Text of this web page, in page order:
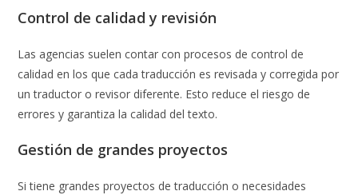
Control de calidad y revisión
Las agencias suelen contar con procesos de control de
calidad en los que cada traducción es revisada y corregida por
un traductor o revisor diferente. Esto reduce el riesgo de
errores y garantiza la calidad del texto.
Gestión de grandes proyectos
Si tiene grandes proyectos de traducción o necesidades